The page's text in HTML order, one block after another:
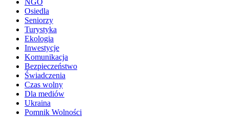
Osiedla
Seniorzy
Turystyka
Ekologia
Inwestycje
Komunikacja
Bezpieczeństwo
Świadczenia
Czas wolny
Dla mediów
Ukraina
Pomnik Wolności